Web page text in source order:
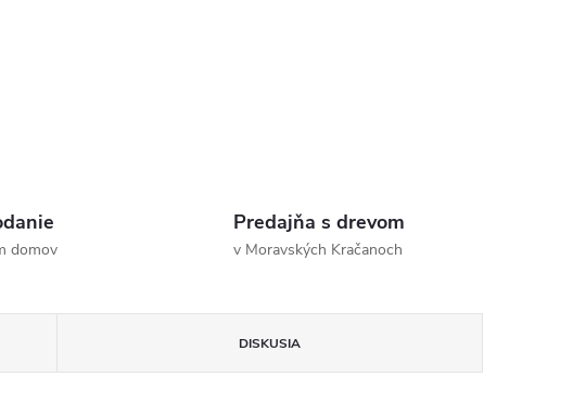
domov
Predajňa s drevom
v Moravských Kračanoch
DISKUSIA